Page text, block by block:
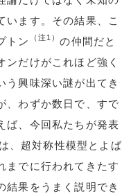
います。その結果、こ
トン
（注1） の仲間だと
ンだけがこれほど強く
う興味深い謎が出てき
、わずか数日で、すで
ば、今回私たちが発表
、超対称性模型とよば
までに行われてきたす
結果をうまく説明でき